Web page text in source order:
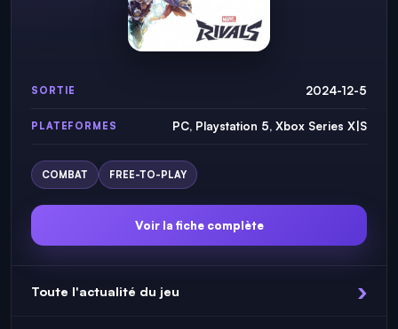
SORTIE 2024-12-5
PLATEFORMES PC, Playstation 5, Xbox Series X|S
COMBAT FREE-TO-PLAY
Voir la fiche complète
Toute l'actualité du jeu